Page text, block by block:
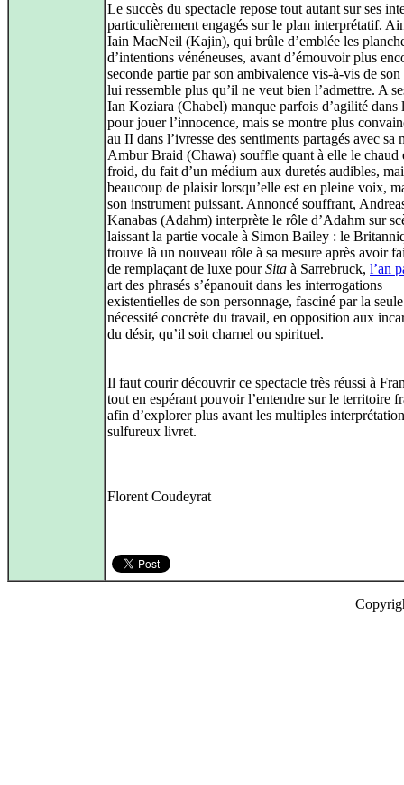
Le succès du spectacle repose tout autant sur ses
particulièrement engagés sur le plan interprétatif.
Iain MacNeil (Kajin), qui brûle d’emblée les
d’intentions vénéneuses, avant d’émouvoir plus
seconde partie par son ambivalence vis‑à‑vis de
lui ressemble plus qu’il ne veut bien l’admettre. A
Ian Koziara (Chabel) manque parfois d’agilité dans
pour jouer l’innocence, mais se montre plus
au II dans l’ivresse des sentiments partagés avec sa
Ambur Braid (Chawa) souffle quant à elle le chaud
froid, du fait d’un médium aux duretés audibles,
beaucoup de plaisir lorsqu’elle est en pleine voix,
son instrument puissant. Annoncé souffrant,
Kanabas (Adahm) interprète le rôle d’Adahm sur
laissant la partie vocale à Simon Bailey : le
trouve là un nouveau rôle à sa mesure après avoir
de remplaçant de luxe pourSita à Sarrebruck, l’an
art des phrasés s’épanouit dans les interrogations
existentielles de son personnage, fasciné par la seule
nécessité concrète du travail, en opposition aux
du désir, qu’il soit charnel ou spirituel.
Il faut courir découvrir ce spectacle très réussi à
tout en espérant pouvoir l’entendre sur le territoire
afin d’explorer plus avant les multiples
sulfureux livret.
Florent Coudeyrat